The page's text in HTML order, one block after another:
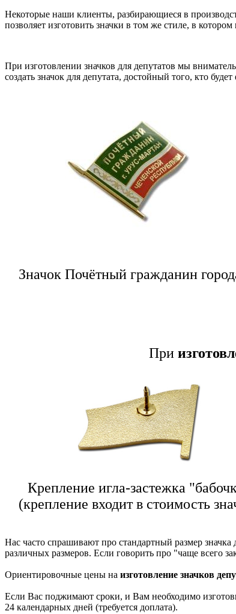
Некоторые наши клиенты, разбирающиеся в
позволяет изготовить значки в том же стиле, в
При изготовлении значков для депутатов мы
создать значок для депутата, достойный того, кто будет
Значок Почётный гражданин
При
Крепление игла-застежка
(крепление входит в стоимость
Нас часто спрашивают про стандартный размер значка
различных размеров. Если говорить про "чаще всего
Ориентировочные цены на изготовление значков
Если Вас поджимают сроки, и Вам необходимо
24 календарных дней (требуется доплата).